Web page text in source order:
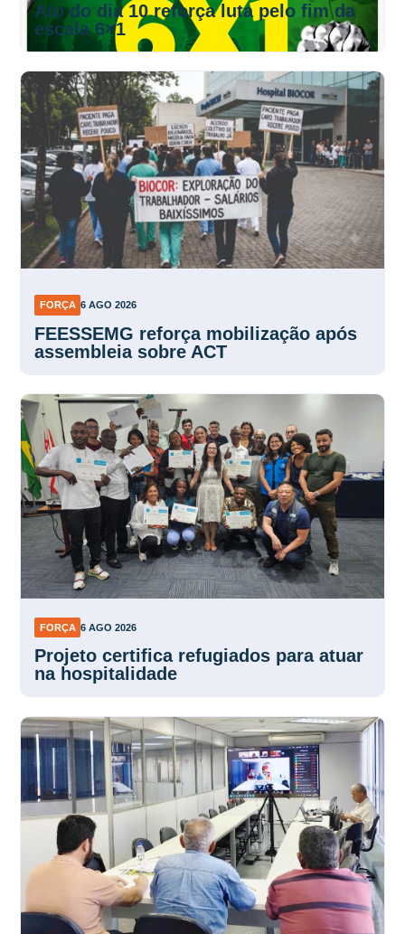
Ato do dia 10 reforça luta pelo fim da
escala 6×1
FORÇA 6 AGO 2026
FEESSEMG reforça mobilização após
assembleia sobre ACT
FORÇA 6 AGO 2026
Projeto certifica refugiados para atuar
na hospitalidade